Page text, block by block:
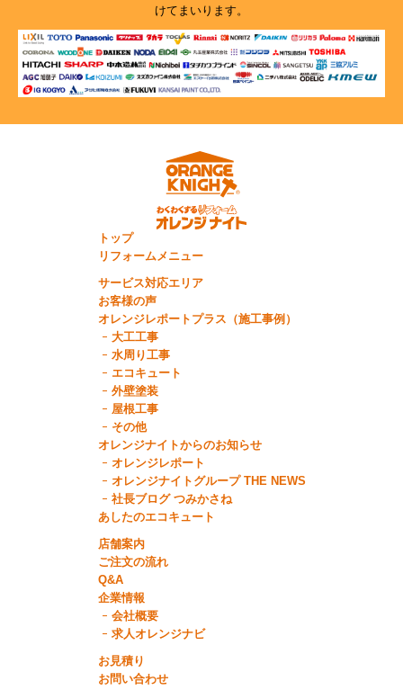
けてまいります。
トップ
リフォームメニュー
サービス対応エリア
お客様の声
オレンジレポートプラス（施工事例）
大工工事
水周り工事
エコキュート
外壁塗装
屋根工事
その他
オレンジナイトからのお知らせ
オレンジレポート
オレンジナイトグループ THE NEWS
社長ブログ つみかさね
あしたのエコキュート
店舗案内
ご注文の流れ
Q&A
企業情報
会社概要
求人オレンジナビ
お見積り
お問い合わせ